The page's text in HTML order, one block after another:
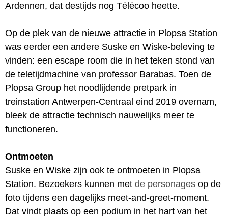
Ardennen, dat destijds nog Télécoo heette.
Op de plek van de nieuwe attractie in Plopsa Station
was eerder een andere Suske en Wiske-beleving te
vinden: een escape room die in het teken stond van
de teletijdmachine van professor Barabas. Toen de
Plopsa Group het noodlijdende pretpark in
treinstation Antwerpen-Centraal eind 2019 overnam,
bleek de attractie technisch nauwelijks meer te
functioneren.
Ontmoeten
Suske en Wiske zijn ook te ontmoeten in Plopsa
Station. Bezoekers kunnen met de personages op de
foto tijdens een dagelijks meet-and-greet-moment.
Dat vindt plaats op een podium in het hart van het